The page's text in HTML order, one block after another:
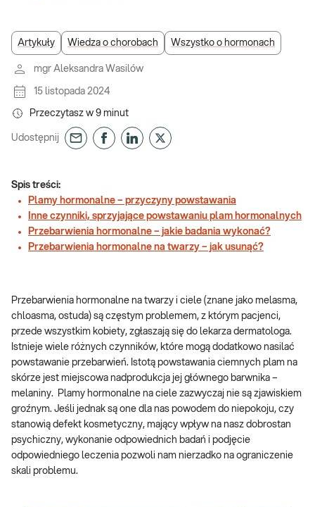
Artykuły Wiedza o chorobach Wszystko o hormonach
mgr Aleksandra Wasilów
15 listopada 2024
Przeczytasz w 9 minut
Udostępnij
Spis treści:
Plamy hormonalne – przyczyny powstawania
Inne czynniki, sprzyjające powstawaniu plam hormonalnych
Przebarwienia hormonalne – jakie badania wykonać?
Przebarwienia hormonalne na twarzy – jak usunąć?
Przebarwienia hormonalne na twarzy i ciele (znane jako melasma,
chloasma, ostuda) są częstym problemem, z którym pacjenci,
przede wszystkim kobiety, zgłaszają się do lekarza dermatologa.
Istnieje wiele różnych czynników, które mogą dodatkowo nasilać
powstawanie przebarwień. Istotą powstawania ciemnych plam na
skórze jest miejscowa nadprodukcja jej głównego barwnika –
melaniny. Plamy hormonalne na ciele zazwyczaj nie są zjawiskiem
groźnym. Jeśli jednak są one dla nas powodem do niepokoju, czy
stanowią defekt kosmetyczny, mający wpływ na nasz dobrostan
psychiczny, wykonanie odpowiednich badań i podjęcie
odpowiedniego leczenia pozwoli nam nierzadko na ograniczenie
skali problemu.